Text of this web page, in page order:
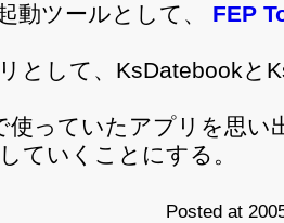
動ツールとして、 FEP
として、KsDatebookと
使っていたアプリを思
ていくことにする。
Posted at